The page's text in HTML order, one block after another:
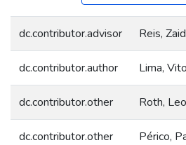
dc.contributor.advisor Reis,
dc.contributor.author Lima,
dc.contributor.other Roth,
dc.contributor.other Périco,